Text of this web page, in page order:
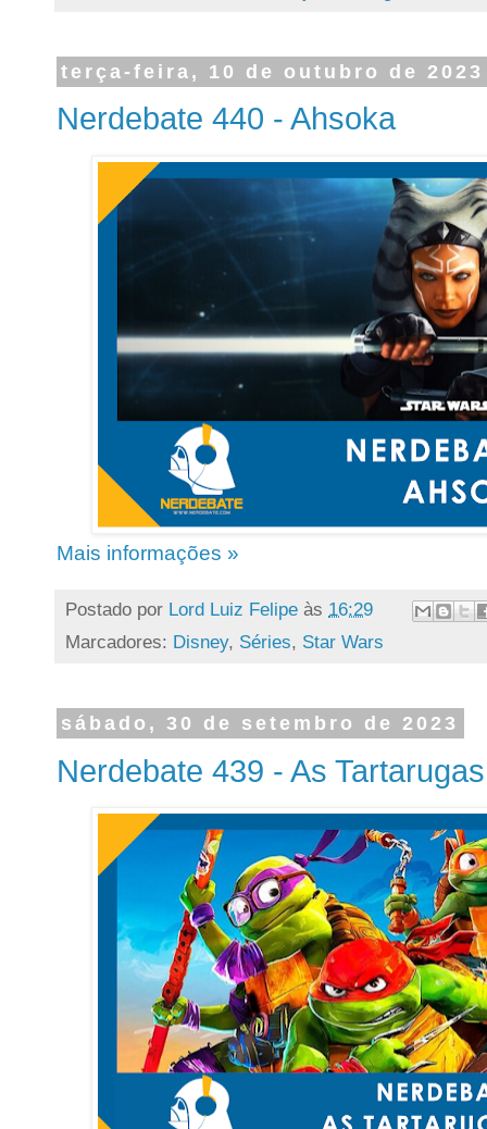
terça-feira, 10 de outubro de 2023
Nerdebate 440 - Ahsoka
Mais informações »
Postado por Lord Luiz Felipe às 16:29
Marcadores: Disney, Séries, Star Wars
sábado, 30 de setembro de 2023
Nerdebate 439 - As